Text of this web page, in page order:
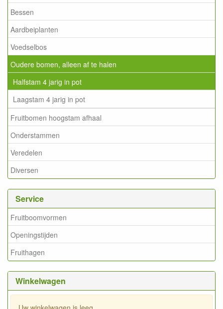
Bessen
Aardbeiplanten
Voedselbos
Oudere bomen, alleen af te halen
Halfstam 4 jarig in pot
Laagstam 4 jarig in pot
Fruitbomen hoogstam afhaal
Onderstammen
Veredelen
Diversen
Service
Fruitboomvormen
Openingstijden
Fruithagen
Winkelwagen